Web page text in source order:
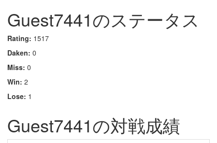
Guest7441のステータス
Rating: 1517
Daken: 0
Miss: 0
Win: 2
Lose: 1
Guest7441の対戦成績